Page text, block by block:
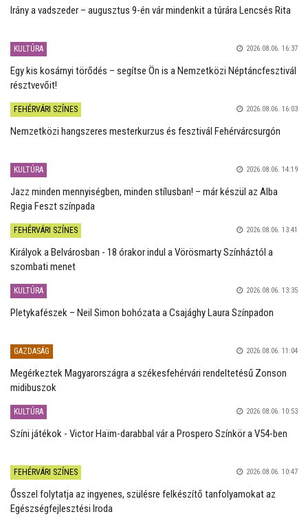
Irány a vadszeder – augusztus 9-én vár mindenkit a túrára Lencsés Rita
KULTÚRA 2026.08.06. 16:37
Egy kis kosárnyi törődés – segítse Ön is a Nemzetközi Néptáncfesztivál
résztvevőit!
FEHÉRVÁRI SZÍNES 2026.08.06. 16:03
Nemzetközi hangszeres mesterkurzus és fesztivál Fehérvárcsurgón
KULTÚRA 2026.08.06. 14:19
Jazz minden mennyiségben, minden stílusban! – már készül az Alba
Regia Feszt színpada
FEHÉRVÁRI SZÍNES 2026.08.06. 13:41
Királyok a Belvárosban - 18 órakor indul a Vörösmarty Színháztól a
szombati menet
KULTÚRA 2026.08.06. 13:35
Pletykafészek – Neil Simon bohózata a Csajághy Laura Színpadon
GAZDASÁG 2026.08.06. 11:04
Megérkeztek Magyarországra a székesfehérvári rendeltetésű Zonson
midibuszok
KULTÚRA 2026.08.06. 10:53
Színi játékok - Victor Haïm-darabbal vár a Prospero Színkör a V54-ben
FEHÉRVÁRI SZÍNES 2026.08.06. 10:47
Ősszel folytatja az ingyenes, szülésre felkészítő tanfolyamokat az
Egészségfejlesztési Iroda